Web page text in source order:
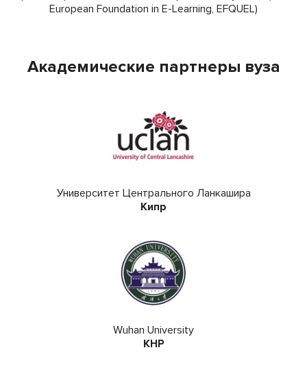
European Foundation in E-Learning, EFQUEL)
Академические партнеры вуза
Университет Центрального Ланкашира
Кипр
Wuhan University
КНР